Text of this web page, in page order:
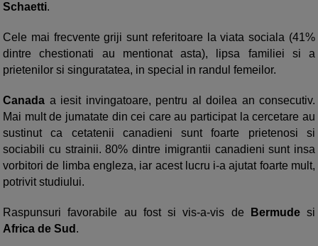
Schaetti.
Cele mai frecvente griji sunt referitoare la viata sociala (41%
dintre chestionati au mentionat asta), lipsa familiei si a
prietenilor si singuratatea, in special in randul femeilor.
Canada a iesit invingatoare, pentru al doilea an consecutiv.
Mai mult de jumatate din cei care au participat la cercetare au
sustinut ca cetatenii canadieni sunt foarte prietenosi si
sociabili cu strainii. 80% dintre imigrantii canadieni sunt insa
vorbitori de limba engleza, iar acest lucru i-a ajutat foarte mult,
potrivit studiului.
Raspunsuri favorabile au fost si vis-a-vis de Bermudesi
Africa de Sud .